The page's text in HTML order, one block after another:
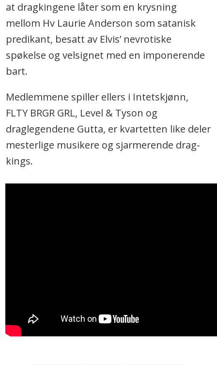
at dragkingene låter som en krysning
mellom Hv Laurie Anderson som satanisk
predikant, besatt av Elvis’ nevrotiske
spøkelse og velsignet med en imponerende
bart.
Medlemmene spiller ellers i Intetskjønn,
FLTY BRGR GRL, Level & Tyson og
draglegendene Gutta, er kvartetten like deler
mesterlige musikere og sjarmerende drag-
kings.